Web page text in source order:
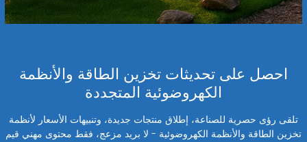
احصل على تحديثات تخزين الطاقة والأنظمة
الكهروضوئية المتجددة
تلقى رؤى حصرية للصناعة، إطلاق منتجات جديدة، وتنبيهات الأسعار لأنظمة
تخزين الطاقة والأنظمة الكهروضوئية - لا بريد مزعج، فقط محتوى مهني قيم